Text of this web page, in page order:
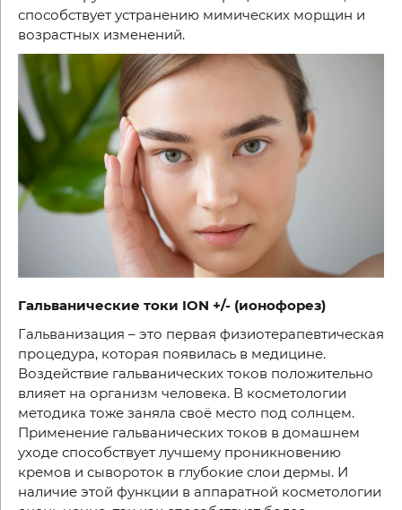
способствует устранению мимических морщин и
возрастных изменений.
Гальванические токи ION +/- (ионофорез)
Гальванизация – это первая физиотерапевтическая
процедура, которая появилась в медицине.
Воздействие гальванических токов положительно
влияет на организм человека. В косметологии
методика тоже заняла своё место под солнцем.
Применение гальванических токов в домашнем
уходе способствует лучшему проникновению
кремов и сывороток в глубокие слои дермы. И
наличие этой функции в аппаратной косметологии